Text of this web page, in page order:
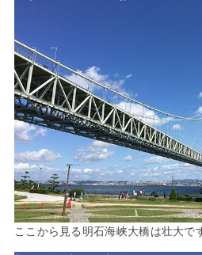
ここから見る明石海峡大橋は壮大で